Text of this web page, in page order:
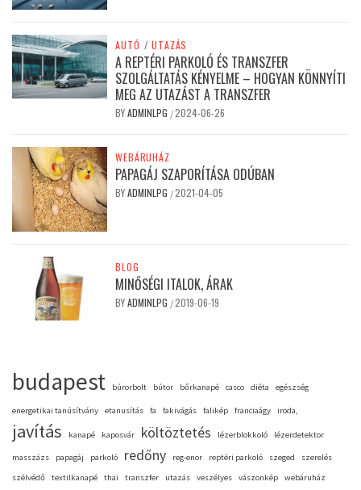
AUTÓ / UTAZÁS
A REPTÉRI PARKOLÓ ÉS TRANSZFER
SZOLGÁLTATÁS KÉNYELME – HOGYAN KÖNNYÍTI
MEG AZ UTAZÁST A TRANSZFER
BYADMINLPG /2024-06-26
WEBÁRUHÁZ
PAPAGÁJ SZAPORÍTÁSA ODÚBAN
BYADMINLPG /2021-04-05
BLOG
MINŐSÉGI ITALOK, ÁRAK
BYADMINLPG /2019-06-19
budapest búrorbolt bútor bőrkanapé casco diéta egészség
energetikai tanúsítvány etanusítás fa fakivágás falikép franciaágy iroda,
javítás kanapé kaposvár költöztetés lézerblokkoló lézerdetektor
masszázs papagáj parkoló redőny reg-enor reptéri parkoló szeged
szerelés
szélvédő
textilkanapé thai transzfer utazás veszélyes vászonkép webáruház